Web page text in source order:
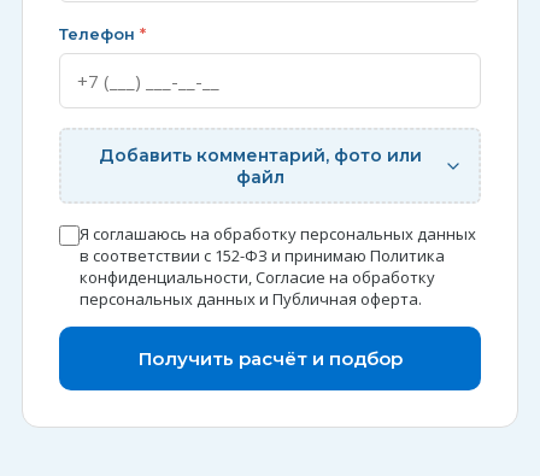
Телефон *
Добавить комментарий, фото или
файл
Я соглашаюсь на обработку персональных данных
в соответствии с 152-ФЗ и принимаю Политика
конфиденциальности,Согласие на обработку
персональных данныхи Публичная оферта.
Получить расчёт и подбор